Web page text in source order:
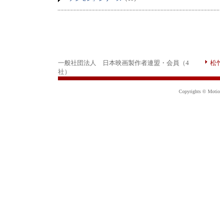
一般社団法人 日本映画製作者連盟・会員（4
社）
松
Copyrights ©